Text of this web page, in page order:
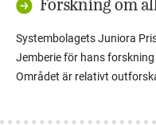
Systembolagets Juniora
Jemberie för hans
Området är relativt